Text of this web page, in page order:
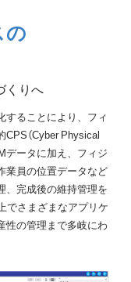
くりへ
することにより、フィ
（Cyber Physical
データに加え、フィジ
業員の位置データなど
、完成後の維持管理を
でさまざまなアプリケ
性の管理まで多岐にわ